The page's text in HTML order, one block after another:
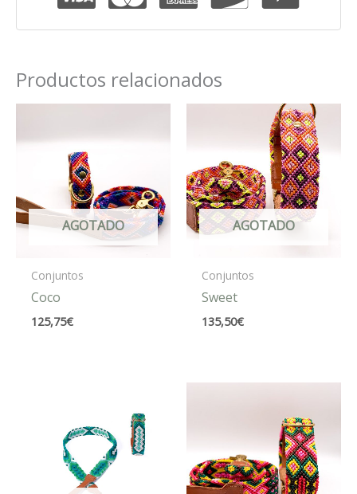
Productos relacionados
AGOTADO
Conjuntos
Coco
125,75€
AGOTADO
Conjuntos
Sweet
135,50€